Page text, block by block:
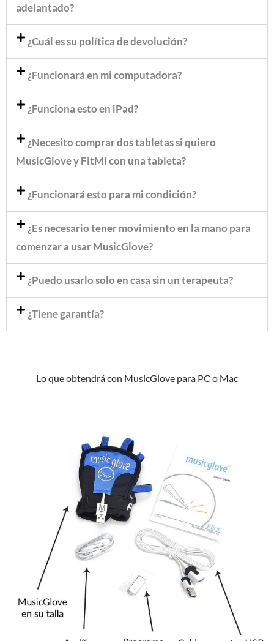
adelantado?
¿Cuál es su política de devolución?
¿Funcionará en mi computadora?
¿Funciona esto en iPad?
¿Necesito comprar dos tabletas si quiero
MusicGlove y FitMi con una tableta?
¿Funcionará esto para mi condición?
¿Es necesario tener movimiento en la mano para
comenzar a usar MusicGlove?
¿Puedo usarlo solo en casa sin un terapeuta?
¿Tiene garantía?
Lo que obtendrá con MusicGlove para PC o Mac